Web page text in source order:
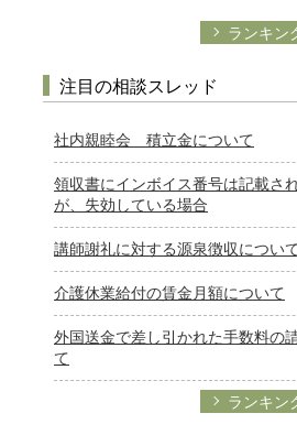
ランキン
注目の相談スレッド
社内親睦会 積立金について
領収書にインボイス番号は記載さ
が、失効している場合
講師謝礼に対する源泉徴収につい
介護休業給付の賃金月額について
外国送金で差し引かれた手数料の
て
ランキン